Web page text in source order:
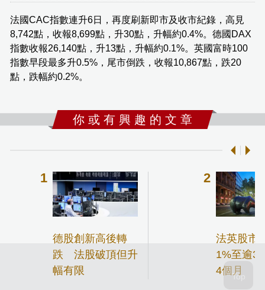
法國CAC指數連升6日，再度刷新即市及收市紀錄，高見
8,742點，收報8,699點，升30點，升幅約0.4%。德國DAX
指數收報26,140點，升13點，升幅約0.1%。英國富時100
指數早段最多升0.5%，尾市倒跌，收報10,867點，跌20
點，跌幅約0.2%。
你 或 有 興 趣 的 文 章
德股創新高後轉
跌 法股破頂但升
幅有限
法英股市
1%至逾
4個月